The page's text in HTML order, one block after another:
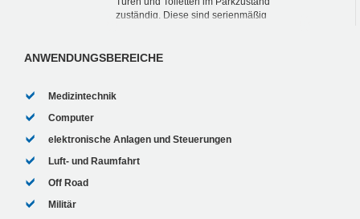
zuständig. Diese sind serienmäßig
ANWENDUNGSBEREICHE
Medizintechnik
Computer
elektronische Anlagen und Steuerungen
Luft- und Raumfahrt
Off Road
Militär